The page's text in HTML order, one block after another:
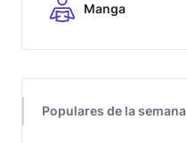
Manga
Populares de la semana